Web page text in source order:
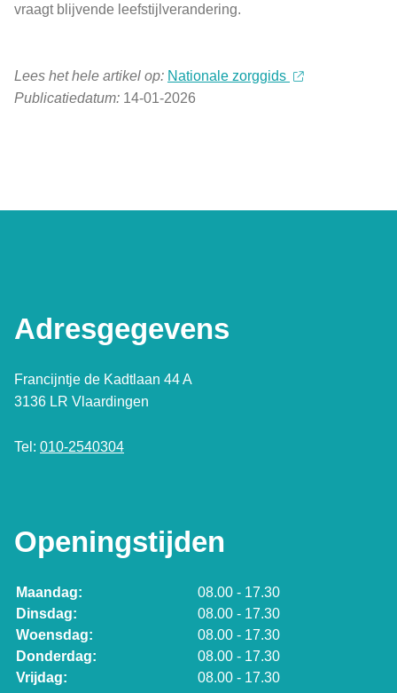
vraagt blijvende leefstijlverandering.
Lees het hele artikel op: Nationale zorggids
Publicatiedatum: 14-01-2026
Adresgegevens
Francijntje de Kadtlaan 44 A
3136 LR Vlaardingen
Tel: 010-2540304
Openingstijden
Maandag:
08.00 - 17.30
Dinsdag:
08.00 - 17.30
Woensdag:
08.00 - 17.30
Donderdag:
08.00 - 17.30
Vrijdag:
08.00 - 17.30